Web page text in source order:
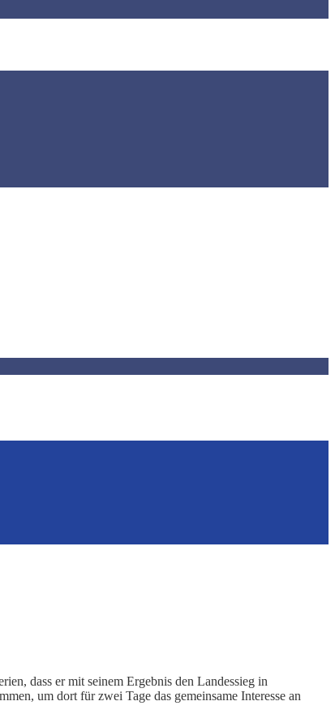
dass er mit seinem Ergebnis den Landessieg in
um dort für zwei Tage das gemeinsame Interesse an